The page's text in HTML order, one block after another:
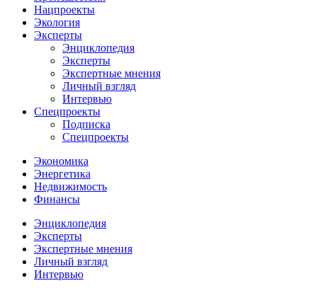
Нацпроекты
Экология
Эксперты
Энциклопедия
Эксперты
Экспертные мнения
Личный взгляд
Интервью
Спецпроекты
Подписка
Спецпроекты
Экономика
Энергетика
Недвижимость
Финансы
Энциклопедия
Эксперты
Экспертные мнения
Личный взгляд
Интервью